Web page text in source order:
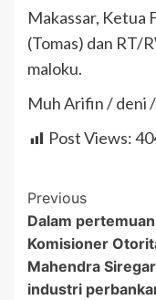
Makassar, Ketua
(Tomas) dan RT/
maloku.
Muh Arifin / deni
Post Views:
Post
Previous
Dalam
Komisioner
Mahendra
industri